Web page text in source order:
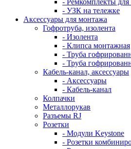
- Ремкомплекты
- УЗК на тележке
Аксессуары для монтажа
Гофротруба, изолента
- Изолента
- Клипса монтажная
- Труба
- Труба
Кабель-канал, аксессуары
- Аксессуары
- Кабель-канал
Колпачки
Металлорукав
Разъемы RJ
Розетки
- Модули Keystone
- Розетки